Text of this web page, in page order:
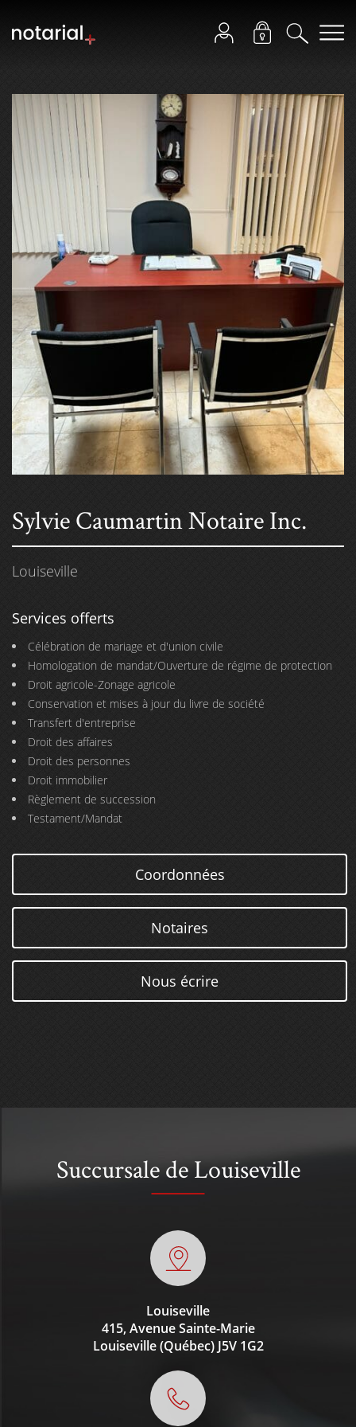
Sylvie Caumartin Notaire Inc.
Louiseville
Services offerts
Célébration de mariage et d'union civile
Homologation de mandat/Ouverture de régime de protection
Droit agricole-Zonage agricole
Conservation et mises à jour du livre de société
Transfert d'entreprise
Droit des affaires
Droit des personnes
Droit immobilier
Règlement de succession
Testament/Mandat
Coordonnées
Notaires
Nous écrire
Succursale de Louiseville
Louiseville
415, Avenue Sainte-Marie
Louiseville (Québec) J5V 1G2